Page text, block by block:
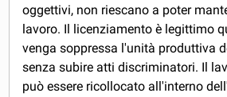
oggettivi, non riescano a poter
lavoro. Il licenziamento è legittimo
venga soppressa l'unità produttiva
senza subire atti discriminatori. Il
può essere ricollocato all'interno